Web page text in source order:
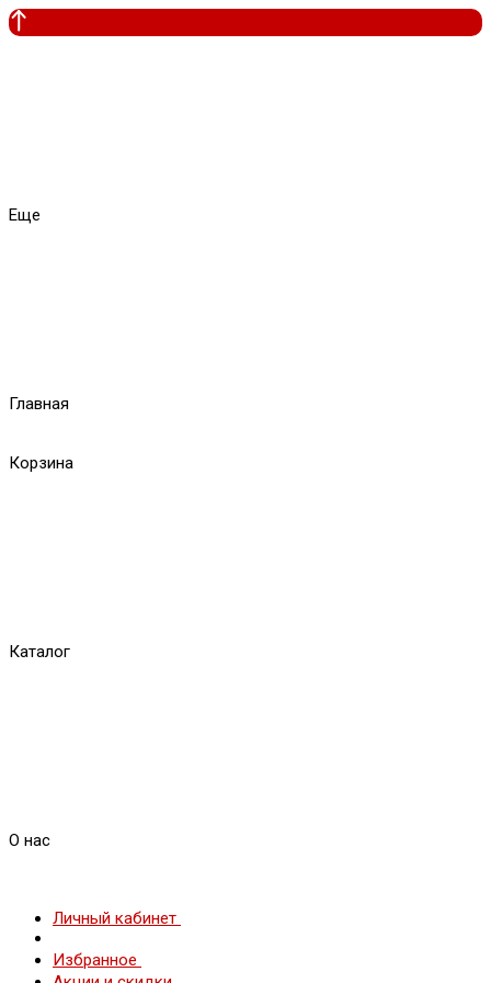
Еще
Главная
Корзина
Каталог
О нас
Личный кабинет
Избранное